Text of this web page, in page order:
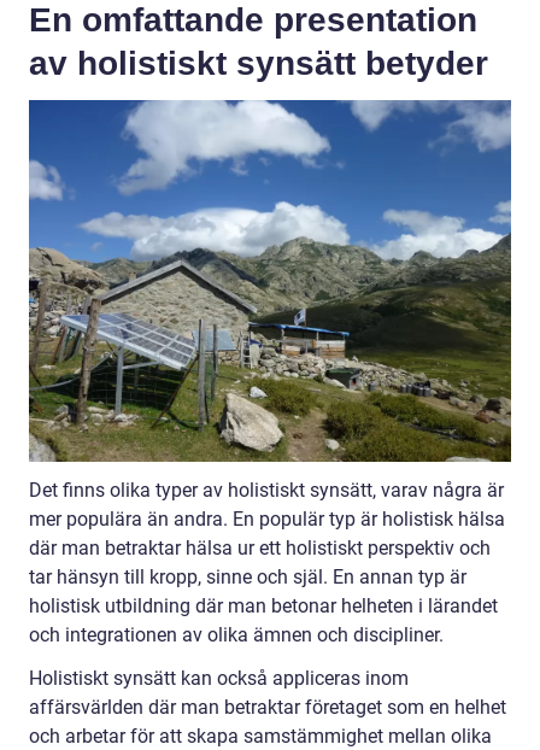
En omfattande presentation
av holistiskt synsätt betyder
Det finns olika typer av holistiskt synsätt, varav några är
mer populära än andra. En populär typ är holistisk hälsa
där man betraktar hälsa ur ett holistiskt perspektiv och
tar hänsyn till kropp, sinne och själ. En annan typ är
holistisk utbildning där man betonar helheten i lärandet
och integrationen av olika ämnen och discipliner.
Holistiskt synsätt kan också appliceras inom
affärsvärlden där man betraktar företaget som en helhet
och arbetar för att skapa samstämmighet mellan olika